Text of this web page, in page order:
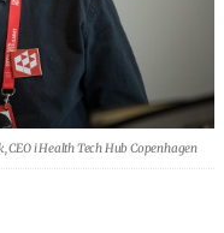
CEO i Health Tech Hub Copenhagen